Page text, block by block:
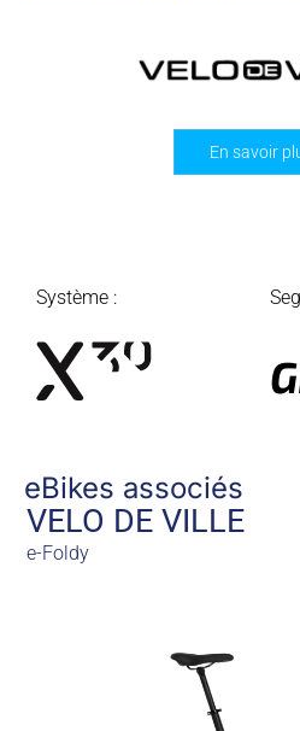
Système :
En savoir
eBikes associés
VELO DE VILLE
e-Foldy